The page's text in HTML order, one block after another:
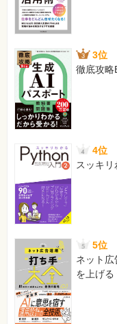
3位
徹底攻略
4位
スッキ
5位
ネット広
を上げ